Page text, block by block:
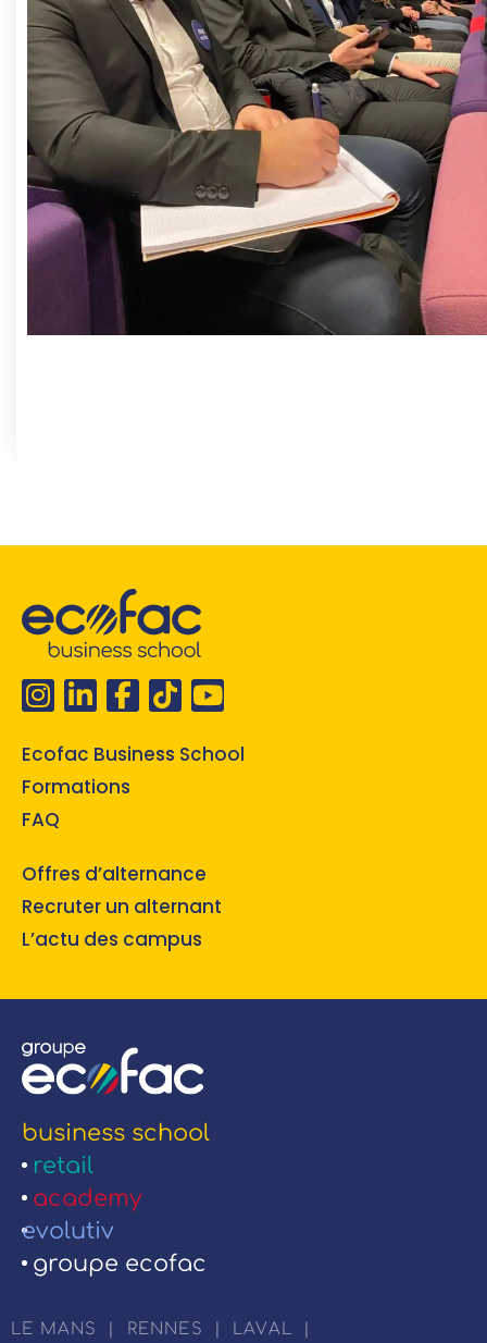
Ecofac Business School
Formations
FAQ
Offres d’alternance
Recruter un alternant
L’actu des campus
business school
retail
academy
evolutiv
groupe ecofac
LE MANS RENNES LAVAL